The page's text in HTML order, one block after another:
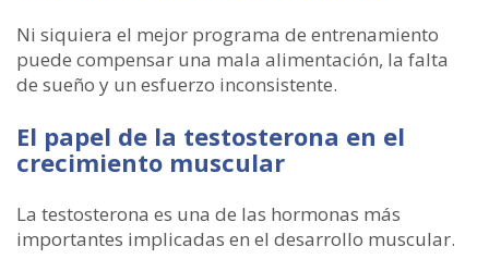
Ni siquiera el mejor programa de entrenamiento
puede compensar una mala alimentación, la falta
de sueño y un esfuerzo inconsistente.
El papel de la testosterona en el
crecimiento muscular
La testosterona es una de las hormonas más
importantes implicadas en el desarrollo muscular.